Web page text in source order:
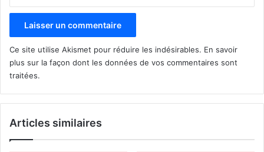
Ce site utilise Akismet pour réduire les indésirables. En savoir
plus sur la façon dont les données de vos commentaires sont
traitées.
Articles similaires